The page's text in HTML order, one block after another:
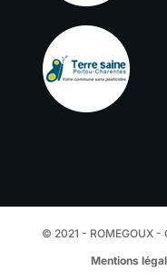
© 2021 - ROMEGOUX
Mentions